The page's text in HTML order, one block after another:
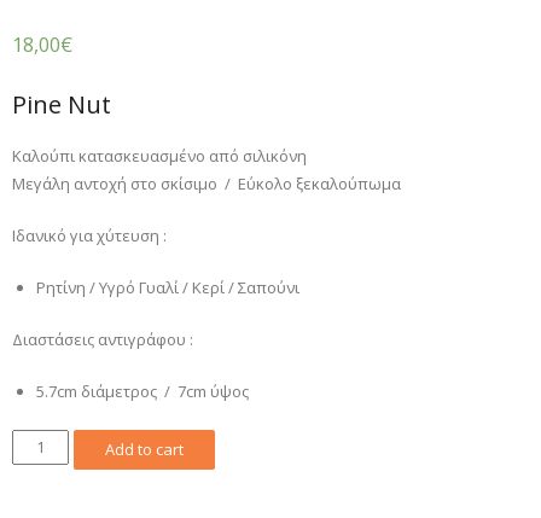
18,00€
Pine Nut
Καλούπι κατασκευασμένο από σιλικόνη
Μεγάλη αντοχή στο σκίσιμο / Εύκολο ξεκαλούπωμα
Ιδανικό για χύτευση :
Ρητίνη / Υγρό Γυαλί / Κερί / Σαπούνι
Διαστάσεις αντιγράφου :
5.7cm διάμετρος / 7cm ύψος
Pine
Nut
Add to cart